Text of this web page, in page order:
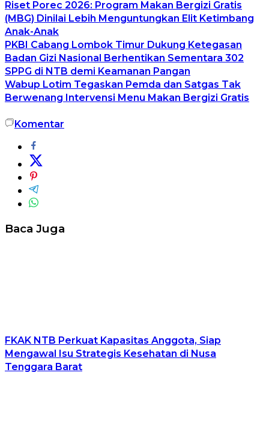
Riset Porec 2026: Program Makan Bergizi Gratis
(MBG) Dinilai Lebih Menguntungkan Elit Ketimbang
Anak-Anak
PKBI Cabang Lombok Timur Dukung Ketegasan
Badan Gizi Nasional Berhentikan Sementara 302
SPPG di NTB demi Keamanan Pangan
Wabup Lotim Tegaskan Pemda dan Satgas Tak
Berwenang Intervensi Menu Makan Bergizi Gratis
Komentar
Baca Juga
FKAK NTB Perkuat Kapasitas Anggota, Siap
Mengawal Isu Strategis Kesehatan di Nusa
Tenggara Barat